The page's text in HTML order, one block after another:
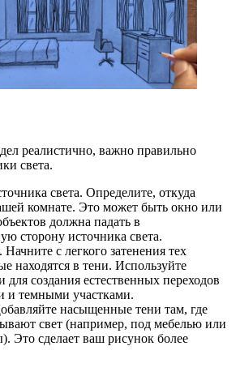
реалистично, важно правильно
света.
света. Определите, откуда
комнате. Это может быть окно или
должна падать в
сторону источника света.
с легкого затенения тех
находятся в тени. Используйте
создания естественных переходов
и темными участками.
насыщенные тени там, где
свет (например, под мебелью или
Это сделает ваш рисунок более